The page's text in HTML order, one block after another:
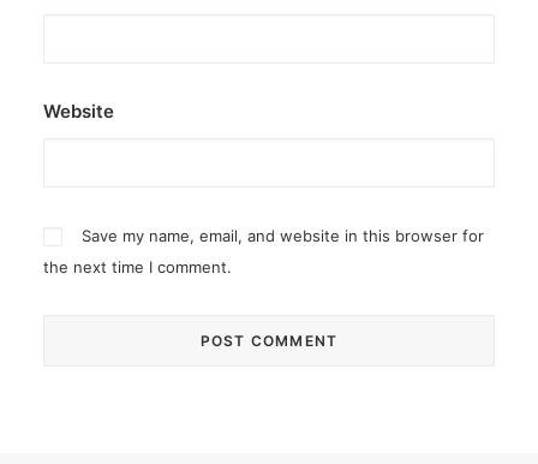
Website
Save my name, email, and website in this browser for
the next time I comment.